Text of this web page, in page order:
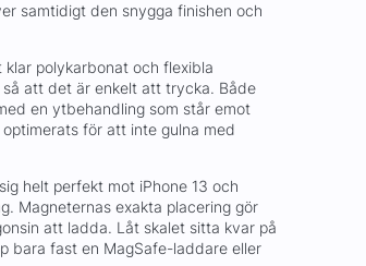
samtidigt den snygga finishen och
polykarbonat och flexibla
att det är enkelt att trycka. Både
en ytbehandling som står emot
för att inte gulna med
helt perfekt mot iPhone 13 och
Magneternas exakta placering gör
att ladda. Låt skalet sitta kvar på
bara fast en MagSafe-laddare eller